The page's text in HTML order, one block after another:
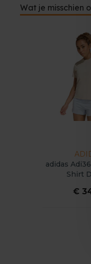
Wat je misschien
adidas
Shirt
€